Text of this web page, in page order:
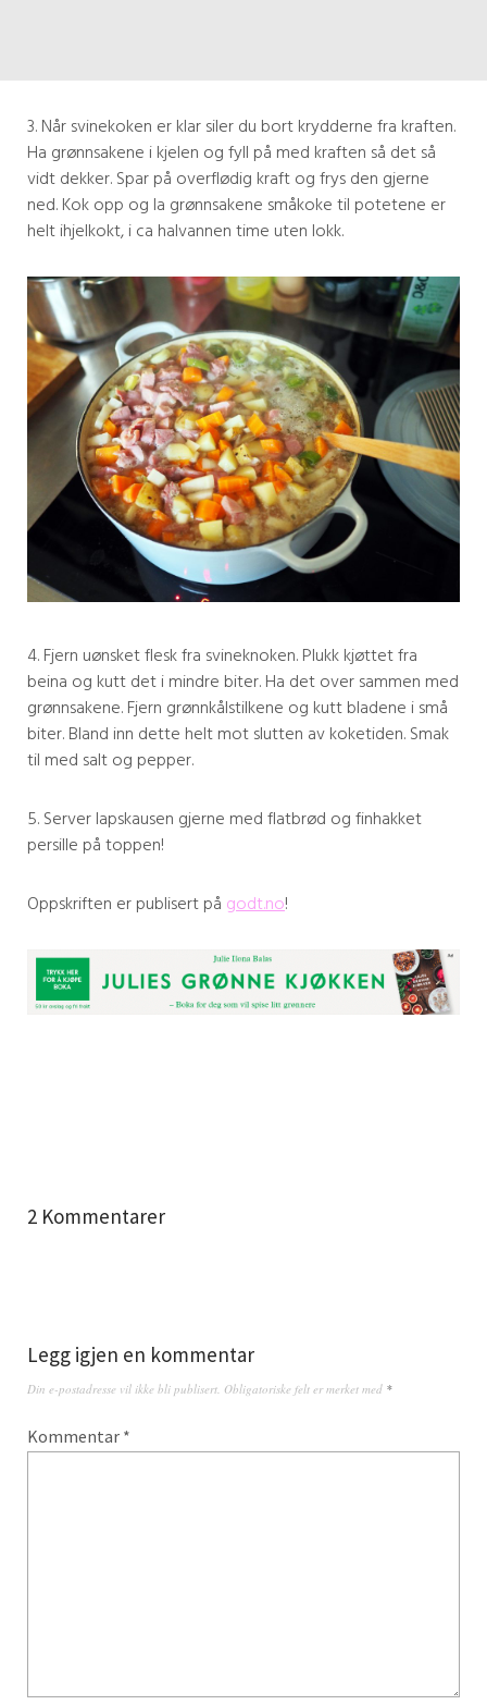
3. Når svinekoken er klar siler du bort krydderne fra kraften.
Ha grønnsakene i kjelen og fyll på med kraften så det så
vidt dekker. Spar på overflødig kraft og frys den gjerne
ned. Kok opp og la grønnsakene småkoke til potetene er
helt ihjelkokt, i ca halvannen time uten lokk.
4. Fjern uønsket flesk fra svineknoken. Plukk kjøttet fra
beina og kutt det i mindre biter. Ha det over sammen med
grønnsakene. Fjern grønnkålstilkene og kutt bladene i små
biter. Bland inn dette helt mot slutten av koketiden. Smak
til med salt og pepper.
5. Server lapskausen gjerne med flatbrød og finhakket
persille på toppen!
Oppskriften er publisert på godt.no!
2 Kommentarer
Legg igjen en kommentar
Din e-postadresse vil ikke bli publisert. Obligatoriske felt er merket med *
Kommentar *